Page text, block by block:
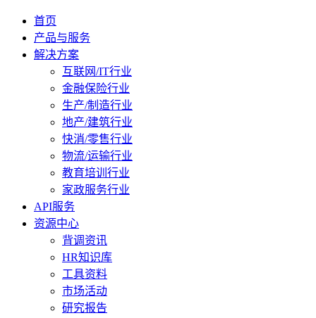
首页
产品与服务
解决方案
互联网/IT行业
金融保险行业
生产/制造行业
地产/建筑行业
快消/零售行业
物流/运输行业
教育培训行业
家政服务行业
API服务
资源中心
背调资讯
HR知识库
工具资料
市场活动
研究报告